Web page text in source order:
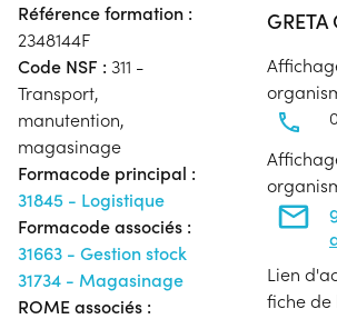
Référence formation :
2348144F
Code NSF : 311 -
Transport,
manutention,
magasinage
Formacode principal :
31845 - Logistique
Formacode associés :
31663 - Gestion stock
31734 - Magasinage
ROME associés :
GRETA
Lien
fiche de